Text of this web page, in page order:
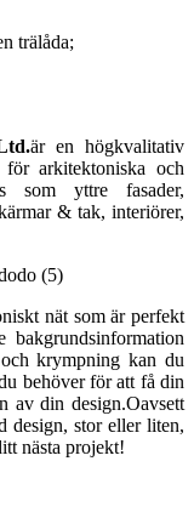
trälåda;
.är en högkvalitativ
arkitektoniska och
som yttre fasader,
& tak, interiörer,
nät som är perfekt
bakgrundsinformation
krympning kan du
behöver för att få din
av din design.Oavsett
design, stor eller liten,
nästa projekt!